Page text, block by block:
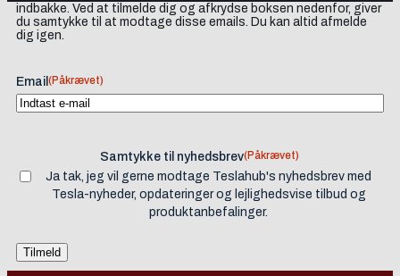
indbakke. Ved at tilmelde dig og afkrydse boksen nedenfor, giver
du samtykke til at modtage disse emails. Du kan altid afmelde
dig igen.
Email (Påkrævet)
Samtykke til nyhedsbrev(Påkrævet)
Ja tak, jeg vil gerne modtage Teslahub's nyhedsbrev med
Tesla-nyheder, opdateringer og lejlighedsvise tilbud og
produktanbefalinger.